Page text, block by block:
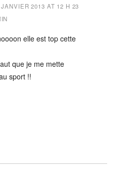
JANVIER 2013 AT 12 H 23
elle est top cette
que je me mette
sport !!